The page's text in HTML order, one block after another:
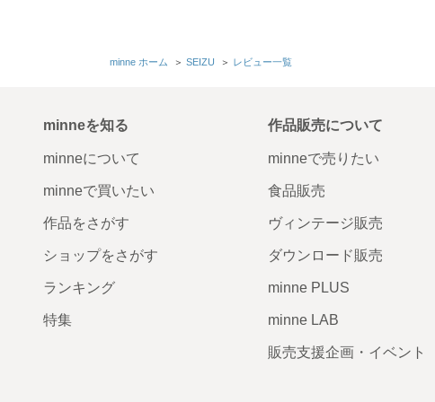
minne ホーム ＞ SEIZU ＞ レビュー一覧
minneを知る
minneについて
minneで買いたい
作品をさがす
ショップをさがす
ランキング
特集
作品販売について
minneで売りたい
食品販売
ヴィンテージ販売
ダウンロード販売
minne PLUS
minne LAB
販売支援企画・イベント